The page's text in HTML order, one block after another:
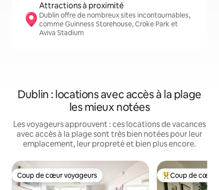
Attractions à proximité
Dublin offre de nombreux sites incontournables,
comme Guinness Storehouse, Croke Park et
Aviva Stadium
Dublin : locations avec accès à la plage
les mieux notées
Les voyageurs approuvent : ces locations de vacances
avec accès à la plage sont très bien notées pour leur
emplacement, leur propreté et bien plus encore.
Coup de cœur voyageurs
Coup de cœur voyageurs Coups de cœur
Coup de cœur